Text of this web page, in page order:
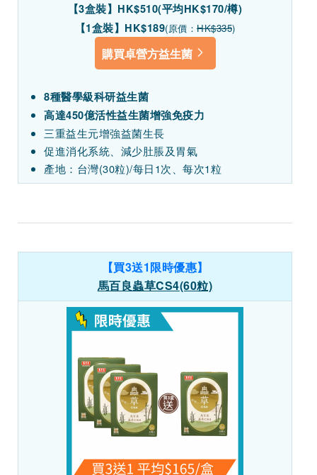
【3盒裝】HK$510(平均HK$170/樽)
【1盒裝】HK$189(原價： HK$335)
購買卓營方益生菌
8種醫學級科研益生菌
高達450億活性益生菌增強免疫力
三重益生元增強益菌生長
促進消化系統、減少肚脹及胃氣
產地：台灣(30粒)/每日1次、每次1粒
【買3送1限時優惠】
馬百良蟲草CS4(60粒)